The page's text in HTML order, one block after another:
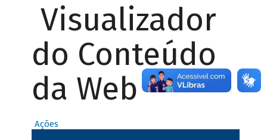
Visualizador
do Conteúdo
da Web
Ações